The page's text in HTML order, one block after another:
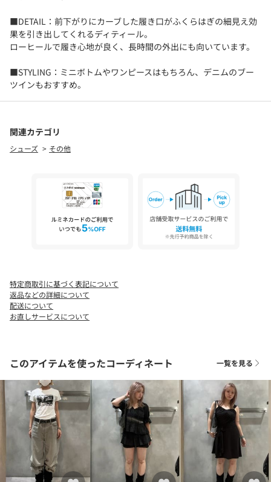
■DETAIL：前下がりにカーブした履き口がふくらはぎの細見え効
果を引き出してくれるディティール。
ローヒールで履き心地が良く、長時間の外出にも向いています。
■STYLING：ミニボトムやワンピースはもちろん、デニムのブー
ツインもおすすめ。
関連カテゴリ
シューズ その他
特定商取引に基づく表記について
返品などの詳細について
配送について
お直しサービスについて
このアイテムを使ったコーディネート 一覧を見る